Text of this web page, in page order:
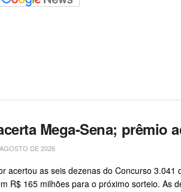
Mega-Sena; prêmio
DE 2026
acertou as seis dezenas do Concurso
R$ 165 milhões para o próximo sorteio. As